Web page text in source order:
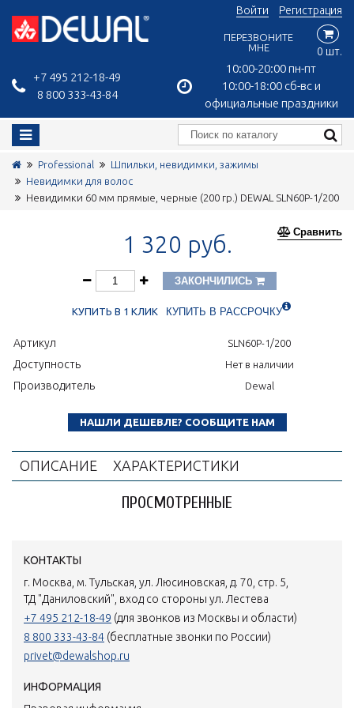
+7 495 212-18-49
8 800 333-43-84
10:00-20:00 пн-пт
10:00-18:00 сб-вс и
официальные праздники
Войти Регистрация
ПЕРЕЗВОНИТЕ
МНЕ
0 шт.
Professional
Шпильки, невидимки, зажимы
Невидимки для волос
Невидимки 60 мм прямые, черные (200 гр.) DEWAL SLN60P-1/200
Сравнить
1 320 руб.
ЗАКОНЧИЛИСЬ
КУПИТЬ В 1 КЛИК КУПИТЬ В РАССРОЧКУ
Артикул SLN60P-1/200
Доступность Нет в наличии
Производитель Dewal
НАШЛИ ДЕШЕВЛЕ? СООБЩИТЕ НАМ
ОПИСАНИЕ ХАРАКТЕРИСТИКИ
ПРОСМОТРЕННЫЕ
КОНТАКТЫ
г. Москва, м. Тульская, ул. Люсиновская, д. 70, стр. 5,
ТД "Даниловский", вход со стороны ул. Лестева
+7 495 212-18-49 (для звонков из Москвы и области)
8 800 333-43-84 (бесплатные звонки по России)
privet@dewalshop.ru
ИНФОРМАЦИЯ